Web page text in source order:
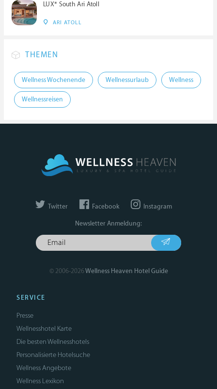
LUX* South Ari Atoll
ARI ATOLL
THEMEN
Wellness Wochenende Wellnessurlaub Wellness
Wellnessreisen
Twitter Facebook Instagram
Newsletter Anmeldung:
© 2006-2026Wellness Heaven Hotel Guide
SERVICE
Presse
Wellnesshotel Karte
Die besten Wellnesshotels
Personalisierte Hotelsuche
Wellness Angebote
Wellness Lexikon